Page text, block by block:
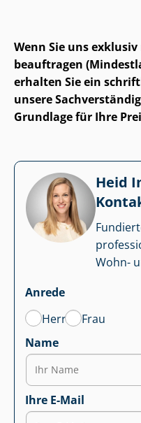
Wenn Sie uns
beauftragen
erhalten Sie ein
unsere
Grundlage für Ihre
Heid
Wohn-
Anrede
Herr
Frau
Name
Ihre E-Mail